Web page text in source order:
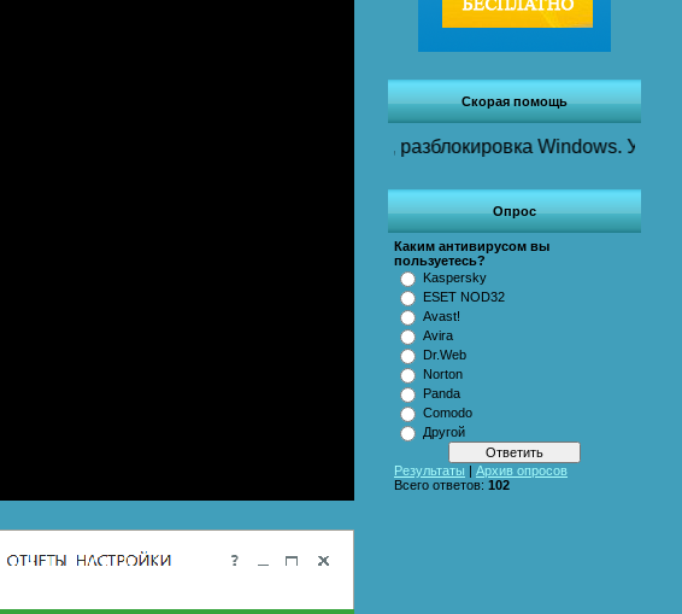
Скорая помощь
Удаление баннера с рабочего стола, разблокировка Windows. Установка
Опрос
Каким антивирусом вы
пользуетесь?
Kaspersky
ESET NOD32
Аvast!
Avira
Dr.Web
Norton
Panda
Comodo
Другой
Результаты | Архив опросов
Всего ответов: 102